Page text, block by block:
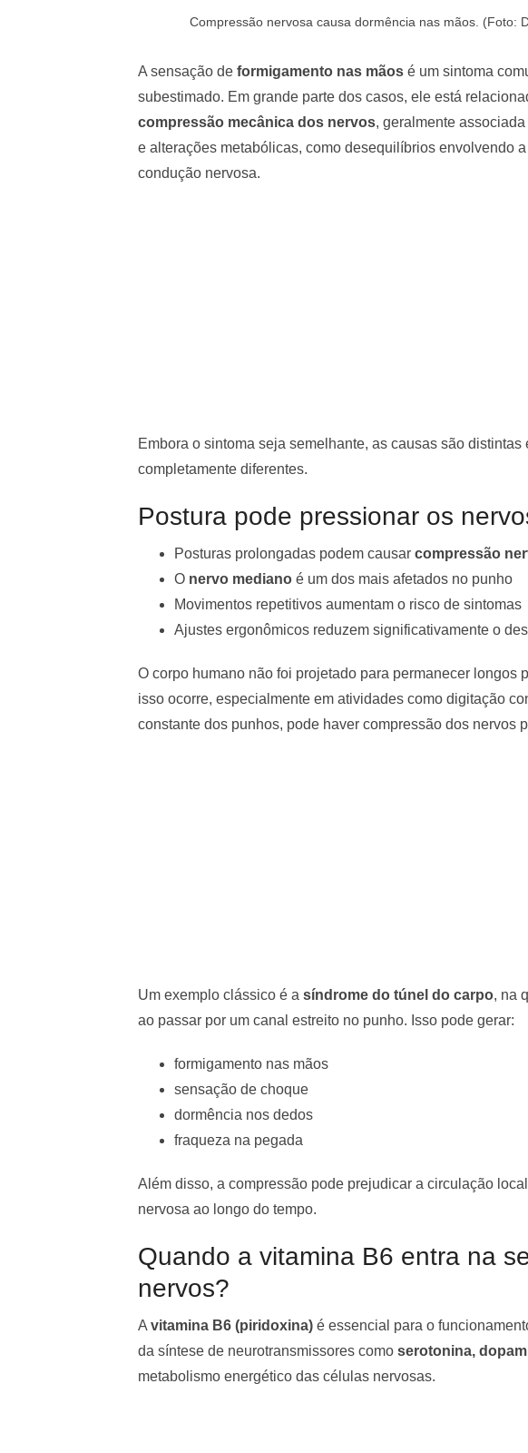
Compressão nervosa causa dormência nas mãos. (Foto:
A sensação de formigamento nas mãos é um sintoma
subestimado. Em grande parte dos casos, ele está
compressão mecânica dos nervos, geralmente
e alterações metabólicas, como desequilíbrios envolvendo a
condução nervosa.
Embora o sintoma seja semelhante, as causas são
completamente diferentes.
Postura pode pressionar os
Posturas prolongadas podem causar compressão
O nervo mediano é um dos mais afetados no punho
Movimentos repetitivos aumentam o risco de sintomas
Ajustes ergonômicos reduzem significativamente o
O corpo humano não foi projetado para permanecer longos
isso ocorre, especialmente em atividades como digitação
constante dos punhos, pode haver compressão dos nervos
Um exemplo clássico é a síndrome do túnel do carpo, na
ao passar por um canal estreito no punho. Isso pode gerar:
formigamento nas mãos
sensação de choque
dormência nos dedos
fraqueza na pegada
Além disso, a compressão pode prejudicar a circulação
nervosa ao longo do tempo.
Quando a vitamina B6 entra na
nervos?
A vitamina B6 (piridoxina) é essencial para o
da síntese de neurotransmissores como serotonina,
metabolismo energético das células nervosas.